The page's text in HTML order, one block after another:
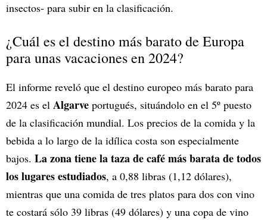
insectos- para subir en la clasificación.
¿Cuál es el destino más barato de Europa
para unas vacaciones en 2024?
El informe reveló que el destino europeo más barato para
2024 es el Algarve portugués, situándolo en el 5º puesto
de la clasificación mundial. Los precios de la comida y la
bebida a lo largo de la idílica costa son especialmente
bajos. La zona tiene la taza de café más barata de todos
los lugares estudiados, a 0,88 libras (1,12 dólares),
mientras que una comida de tres platos para dos con vino
te costará sólo 39 libras (49 dólares) y una copa de vino